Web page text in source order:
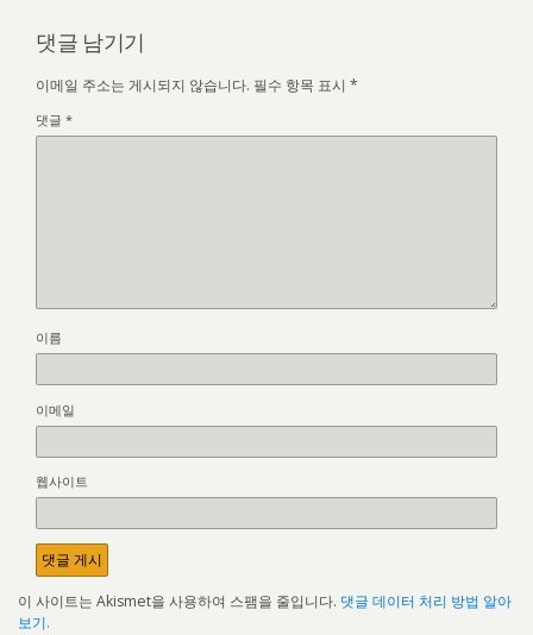
댓글 남기기
이메일 주소는 게시되지 않습니다. 필수 항목 표시 *
댓글 *
이름
이메일
웹사이트
이 사이트는 Akismet을 사용하여 스팸을 줄입니다. 댓글 데이터 처리 방법 알아
보기.